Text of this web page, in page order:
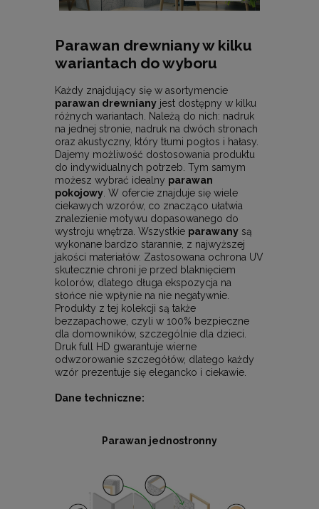
Parawan drewniany w kilku
wariantach do wyboru
Każdy znajdujący się w asortymencie
parawan drewniany jest dostępny w kilku
różnych wariantach. Należą do nich: nadruk
na jednej stronie, nadruk na dwóch stronach
oraz akustyczny, który tłumi pogłos i hałasy.
Dajemy możliwość dostosowania produktu
do indywidualnych potrzeb. Tym samym
możesz wybrać idealny parawan
pokojowy . W ofercie znajduje się wiele
ciekawych wzorów, co znacząco ułatwia
znalezienie motywu dopasowanego do
wystroju wnętrza. Wszystkie parawany są
wykonane bardzo starannie, z najwyższej
jakości materiałów. Zastosowana ochrona UV
skutecznie chroni je przed blaknięciem
kolorów, dlatego długa ekspozycja na
słońce nie wpłynie na nie negatywnie.
Produkty z tej kolekcji są także
bezzapachowe, czyli w 100% bezpieczne
dla domowników, szczególnie dla dzieci.
Druk full HD gwarantuje wierne
odwzorowanie szczegółów, dlatego każdy
wzór prezentuje się elegancko i ciekawie.
Dane techniczne:
Parawan jednostronny